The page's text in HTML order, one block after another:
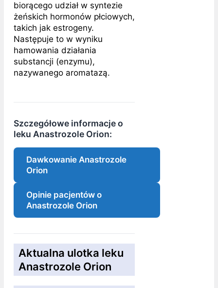
biorącego udział w syntezie
żeńskich hormonów płciowych,
takich jak estrogeny.
Następuje to w wyniku
hamowania działania
substancji (enzymu),
nazywanego aromatazą.
Szczegółowe informacje o
leku Anastrozole Orion:
Dawkowanie Anastrozole
Orion
Opinie pacjentów o
Anastrozole Orion
Aktualna ulotka leku
Anastrozole Orion